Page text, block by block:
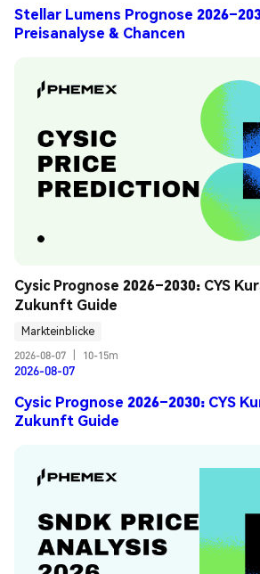
Stellar Lumens Prognose
Preisanalyse & Chancen
Cysic Prognose 2026–2030: CYS
Zukunft Guide
Markteinblicke
2026-08-07
10-15m
2026-08-07
Cysic Prognose 2026–2030: CYS
Zukunft Guide